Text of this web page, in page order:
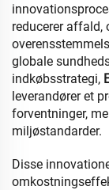
reducerer affald,
globale
indkøbsstrategi,
leverandører et
forventninger,
miljøstandarder.
Disse